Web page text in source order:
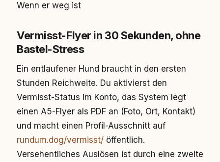
Wenn er weg ist
Vermisst-Flyer in 30 Sekunden, ohne
Bastel-Stress
Ein entlaufener Hund braucht in den ersten
Stunden Reichweite. Du aktivierst den
Vermisst-Status im Konto, das System legt
einen A5-Flyer als PDF an (Foto, Ort, Kontakt)
und macht einen Profil-Ausschnitt auf
rundum.dog/vermisst/ öffentlich.
Versehentliches Auslösen ist durch eine zweite